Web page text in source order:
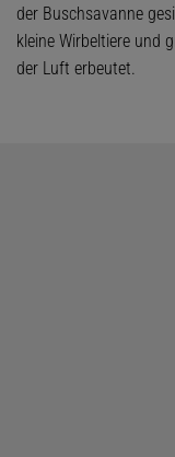
der Buschsavanne
kleine Wirbeltiere und
der Luft erbeutet.